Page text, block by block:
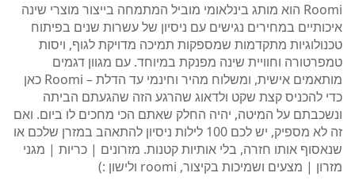
Roomi הוא מותג בינלאומי מוביל המתמחה בייצור מוצרי שינה
איכותיים במחירים נגישים עם ניסיון של עשרות שנים בפיתוח
טכנולוגיות מתקדמות שמספקות תמיכה מדויקת לגוף, ויסות
טמפרטורה וחוויית שינה מפנקת במיוחד. עם מגוון דגמים
מותאמים אישית, ומשלוח מהיר וחינמי עד הדלת – Roomi כאן
כדי להכניס קצת שקט ולדאוג שהרגע הזה שהגעתם הביתה
ונשכבתם על המיטה, יהיה החלק שאתם הכי מחכים לו ביום. ואם
זה לא מספיק, יש לכם 100 לילות ניסיון להתאהב במזרן שלכם או
שנאסוף אותו חזרה, בלי אותיות קטנות. מזרונים | כריות | מגני
מזרון | מצעים ושמיכות בקיצור, roomi ולישון :)